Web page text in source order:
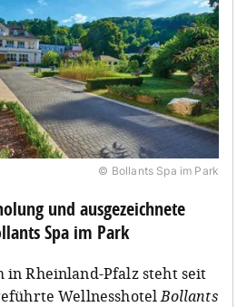
© Bollants Spa im Park
und ausgezeichnete
Spa im Park
in Rheinland-Pfalz steht seit
WellnesshotelBollants